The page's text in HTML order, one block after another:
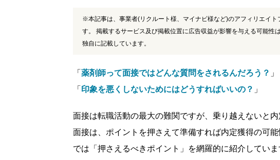
※本記事は、事業者(リクルート様、マイナビ様など)のアフィリエイト
す。 掲載するサービス及び掲載位置に広告収益が影響を与える可能性
独自に記載しています。
「 薬剤師って面接ではどんな質問をされるんだろう？ 」
「 印象を悪くしないためにはどうすればいいの？ 」
面接は転職活動の最大の難関ですが、乗り越えないと
面接は、ポイントを押さえて準備すれば内定獲得の可
では「押さえるべきポイント」を網羅的に紹介してい